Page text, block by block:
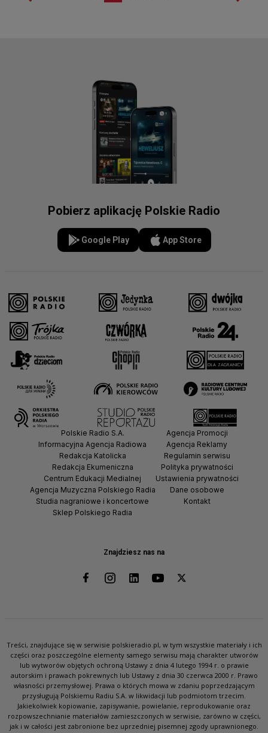
Pobierz aplikację Polskie Radio
Google Play App Store
Znajdziesz nas na
Polskie Radio S.A.
Informacyjna Agencja Radiowa
Redakcja Katolicka
Redakcja Ekumeniczna
Centrum Edukacji Medialnej
Agencja Muzyczna Polskiego Radia
Studia nagraniowe i koncertowe
Sklep Polskiego Radia
Agencja Promocji
Agencja Reklamy
Regulamin serwisu
Polityka prywatności
Ustawienia prywatności
Dane osobowe
Kontakt
Treści, znajdujące się w serwisie polskieradio.pl, w tym wszystkie materiały i ich
części oraz poszczególne elementy samego serwisu mają charakter utworów
lub wytworów objętych ochroną Ustawy z dnia 4 lutego 1994 r. o prawie
autorskim i prawach pokrewnych lub Ustawy z dnia 30 czerwca 2000 r. Prawo
własności przemysłowej. Prawa o których mowa w zdaniu poprzedzającym
przysługują Polskiemu Radiu S.A. w likwidacji lub podmiotom trzecim.
Jakiekolwiek kopiowanie, zapisywanie, powielanie, reprodukowanie oraz
rozpowszechnianie materiałów zamieszczonych w serwisie, zarówno w części,
jak i w całości jest zabronione bez uprzedniej pisemnej zgody uprawnionego.